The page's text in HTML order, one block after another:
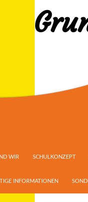
WIR SCHULKONZEPT
INFORMATIONEN